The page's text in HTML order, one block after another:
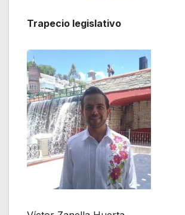
Trapecio legislativo